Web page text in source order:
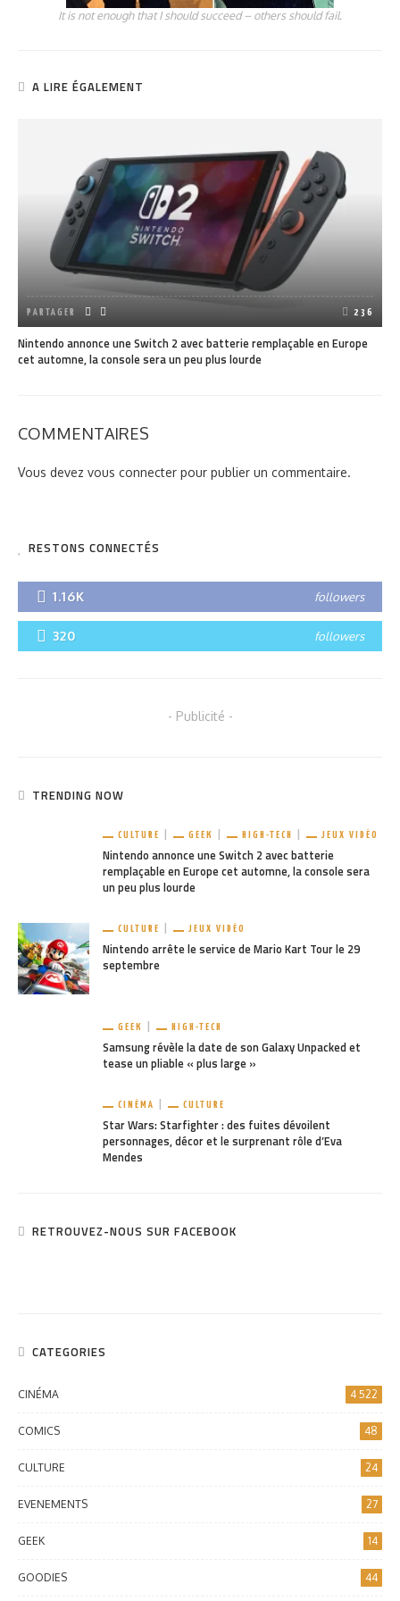
It is not enough that I should succeed – others should fail.
A LIRE ÉGALEMENT
PARTAGER 236
Nintendo annonce une Switch 2 avec batterie remplaçable en Europe
cet automne, la console sera un peu plus lourde
COMMENTAIRES
Vous devez vous connecter pour publier un commentaire.
RESTONS CONNECTÉS
1.16K followers
320 followers
- Publicité -
TRENDING NOW
CULTURE GEEK HIGH-TECH JEUX VIDÉO
Nintendo annonce une Switch 2 avec batterie
remplaçable en Europe cet automne, la console sera
un peu plus lourde
CULTURE JEUX VIDÉO
Nintendo arrête le service de Mario Kart Tour le 29
septembre
GEEK HIGH-TECH
Samsung révèle la date de son Galaxy Unpacked et
tease un pliable « plus large »
CINÉMA CULTURE
Star Wars: Starfighter : des fuites dévoilent
personnages, décor et le surprenant rôle d’Eva
Mendes
RETROUVEZ-NOUS SUR FACEBOOK
CATEGORIES
CINÉMA 4 522
COMICS 48
CULTURE 24
EVENEMENTS 27
GEEK 14
GOODIES 44